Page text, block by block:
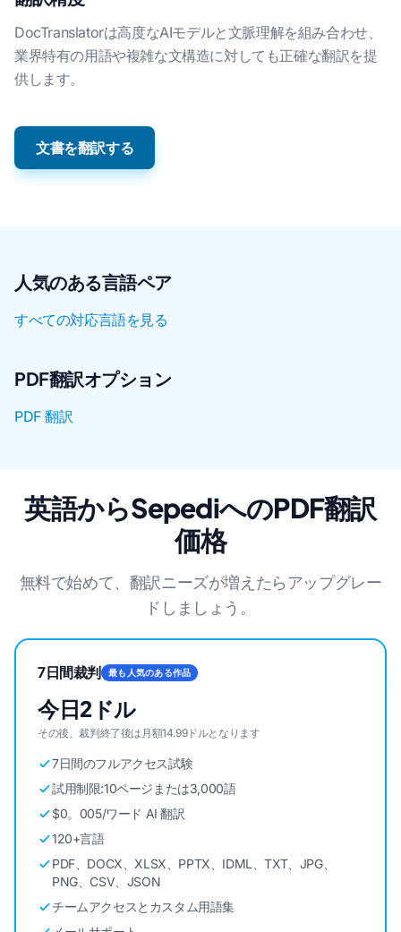
DocTranslatorは高度なAIモデルと文脈理解を組み合わせ、
業界特有の用語や複雑な文構造に対しても正確な翻訳を提
供します。
文書を翻訳する
人気のある言語ペア
すべての対応言語を見る
PDF翻訳オプション
PDF 翻訳
英語からSepediへのPDF翻訳
価格
無料で始めて、翻訳ニーズが増えたらアップグレー
ドしましょう。
7日間裁判 最も人気のある作品
今日2ドル
その後、裁判終了後は月額14.99ドルとなります
7日間のフルアクセス試験
試用制限:10ページまたは3,000語
$0。005/ワード AI 翻訳
120+言語
PDF、DOCX、XLSX、PPTX、IDML、TXT、JPG、
PNG、CSV、JSON
チームアクセスとカスタム用語集